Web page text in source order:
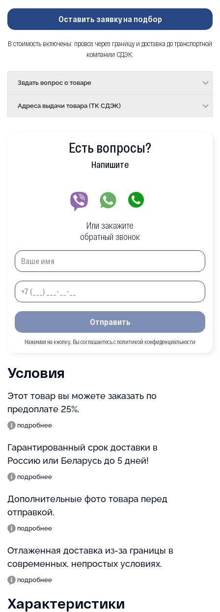
Оставить заявку на подбор
В стоимость включены: провоз через границу и доставка до транспортной
компании СДЭК.
Звдать вопрос о товаре
Адреса выдачи товара (ТК СДЭК)
Есть вопросы?
Напишите
Или закажите
обратный звонок
Отправить
Нажимая на кнопку, Вы соглашаетесь с политикой конфиденциальности
Условия
Этот товар вы можете заказать по
предоплате 25%.
подробнее
Гарантированный срок доставки в
Россию или Беларусь до 5 дней!
подробнее
Дополнительные фото товара перед
отправкой.
подробнее
Отлаженная доставка из-за границы в
современных, непростых условиях.
подробнее
Характеристики